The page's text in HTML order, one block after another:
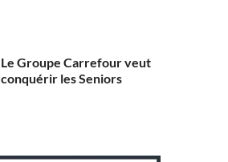
Le Groupe Carrefour veut
conquérir les Seniors